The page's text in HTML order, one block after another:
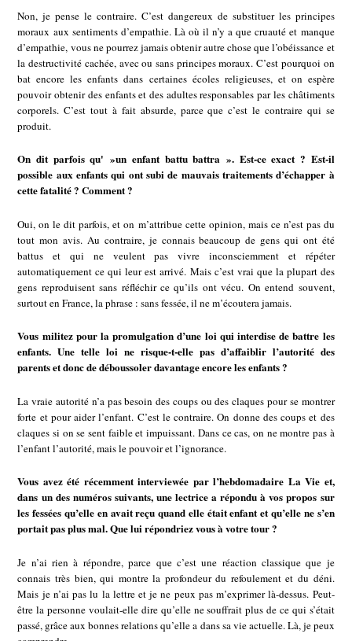
Non, je pense le contraire. C’est dangereux de substituer les principes
moraux aux sentiments d’empathie. Là où il n’y a que cruauté et manque
d’empathie, vous ne pourrez jamais obtenir autre chose que l’obéissance et
la destructivité cachée, avec ou sans principes moraux. C’est pourquoi on
bat encore les enfants dans certaines écoles religieuses, et on espère
pouvoir obtenir des enfants et des adultes responsables par les châtiments
corporels. C’est tout à fait absurde, parce que c’est le contraire qui se
produit.
On dit parfois qu' »un enfant battu battra ». Est-ce exact ? Est-il
possible aux enfants qui ont subi de mauvais traitements d’échapper à
cette fatalité ? Comment ?
Oui, on le dit parfois, et on m’attribue cette opinion, mais ce n’est pas du
tout mon avis. Au contraire, je connais beaucoup de gens qui ont été
battus et qui ne veulent pas vivre inconsciemment et répéter
automatiquement ce qui leur est arrivé. Mais c’est vrai que la plupart des
gens reproduisent sans réfléchir ce qu’ils ont vécu. On entend souvent,
surtout en France, la phrase : sans fessée, il ne m’écoutera jamais.
Vous militez pour la promulgation d’une loi qui interdise de battre les
enfants. Une telle loi ne risque-t-elle pas d’affaiblir l’autorité des
parents et donc de déboussoler davantage encore les enfants ?
La vraie autorité n’a pas besoin des coups ou des claques pour se montrer
forte et pour aider l’enfant. C’est le contraire. On donne des coups et des
claques si on se sent faible et impuissant. Dans ce cas, on ne montre pas à
l’enfant l’autorité, mais le pouvoir et l’ignorance.
Vous avez été récemment interviewée par l’hebdomadaire La Vie et,
dans un des numéros suivants, une lectrice a répondu à vos propos sur
les fessées qu’elle en avait reçu quand elle était enfant et qu’elle ne s’en
portait pas plus mal. Que lui répondriez vous à votre tour ?
Je n’ai rien à répondre, parce que c’est une réaction classique que je
connais très bien, qui montre la profondeur du refoulement et du déni.
Mais je n’ai pas lu la lettre et je ne peux pas m’exprimer là-dessus. Peut-
être la personne voulait-elle dire qu’elle ne souffrait plus de ce qui s’était
passé, grâce aux bonnes relations qu’elle a dans sa vie actuelle. Là, je peux